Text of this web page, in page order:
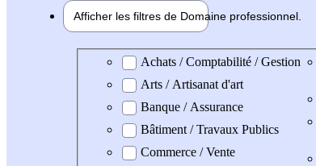
Afficher les filtres de Domaine professionnel
Domaine professionel
Achats / Comptabilité / Gestion
Arts / Artisanat d'art
Banque / Assurance
Bâtiment / Travaux Publics
Commerce / Vente